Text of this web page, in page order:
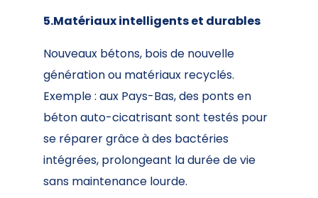
5.Matériaux intelligents et durables
Nouveaux bétons, bois de nouvelle
génération ou matériaux recyclés.
Exemple : aux Pays-Bas, des ponts en
béton auto-cicatrisant sont testés pour
se réparer grâce à des bactéries
intégrées, prolongeant la durée de vie
sans maintenance lourde.